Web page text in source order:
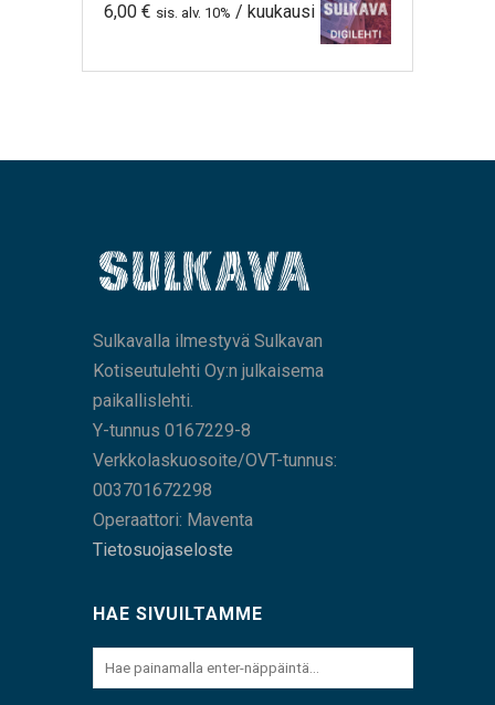
6,00 € sis. alv. 10% / kuukausi
Sulkavalla ilmestyvä Sulkavan
Kotiseutulehti Oy:n julkaisema
paikallislehti.
Y-tunnus 0167229-8
Verkkolaskuosoite/OVT-tunnus:
003701672298
Operaattori: Maventa
Tietosuojaseloste
HAE SIVUILTAMME